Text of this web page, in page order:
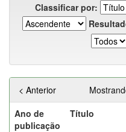
Classificar por:
< Anterior
Ano de
publicação
Título